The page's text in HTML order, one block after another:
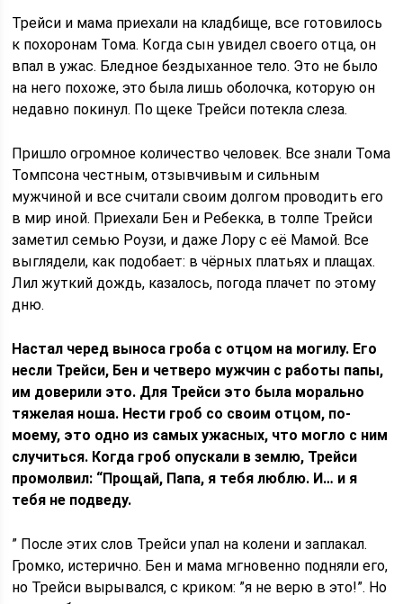
Трейси и мама приехали на кладбище, все готовилось
к похоронам Тома. Когда сын увидел своего отца, он
впал в ужас. Бледное бездыханное тело. Это не было
на него похоже, это была лишь оболочка, которую он
недавно покинул. По щеке Трейси потекла слеза.
Пришло огромное количество человек. Все знали Тома
Томпсона честным, отзывчивым и сильным
мужчиной и все считали своим долгом проводить его
в мир иной. Приехали Бен и Ребекка, в толпе Трейси
заметил семью Роузи, и даже Лору с её Мамой. Все
выглядели, как подобает: в чёрных платьях и плащах.
Лил жуткий дождь, казалось, погода плачет по этому
дню.
Настал черед выноса гроба с отцом на могилу. Его
несли Трейси, Бен и четверо мужчин с работы папы,
им доверили это. Для Трейси это была морально
тяжелая ноша. Нести гроб со своим отцом, по-
моему, это одно из самых ужасных, что могло с ним
случиться. Когда гроб опускали в землю, Трейси
промолвил: “Прощай, Папа, я тебя люблю. И… и я
тебя не подведу.
” После этих слов Трейси упал на колени и заплакал.
Громко, истерично. Бен и мама мгновенно подняли его,
но Трейси вырывался, с криком: ”я не верю в это!”. Но